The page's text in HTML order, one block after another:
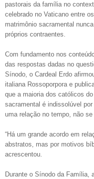
pastorais da família no
celebrado no Vaticano entre
matrimônio sacramental
próprios contraentes.
Com fundamento nos
das respostas dadas no
Sínodo, o Cardeal Erdo
italiana Rossoporpora e
que a maioria dos católicos
sacramental é indissolúvel
uma relação no tempo, não se
“Há um grande acordo em
abstratos, mas por motivos
acrescentou.
Durante o Sínodo da Família,